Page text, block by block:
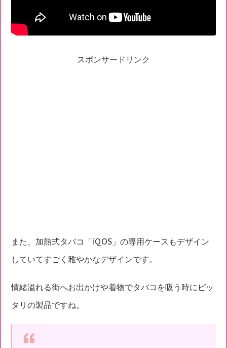
スポンサードリンク
また、加熱式タバコ「iQOS」の専用ケースもデザイン
していてすごく雅やかなデザインです。
情緒溢れる街へお出かけや着物でタバコを吸う時にピッ
タリの製品ですね。